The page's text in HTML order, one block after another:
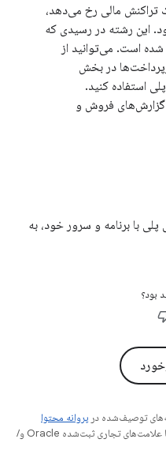
تراکنش مالی رخ می‌دهد،
این رشته در رسیدی که
است. می‌توانید از
در بخش
استفاده کنید.
فروش و
با برنامه و سرور خود، به
بود؟
توصیف‌شده در پروانه محتوا
هستند. جاوا و OpenJDK علامت‌های تجاری یا علامت‌های تجاری ثبت‌شده Oracle و/